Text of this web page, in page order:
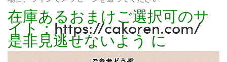
在庫あるおまけご選択可のサ
イト：https://cakoren.com/
是非見逃せないよう に